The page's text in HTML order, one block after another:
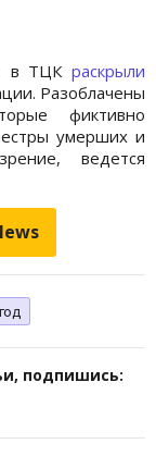
в ТЦК раскрыли
Разоблачены
фиктивно
умерших и
ведется
подпишись: